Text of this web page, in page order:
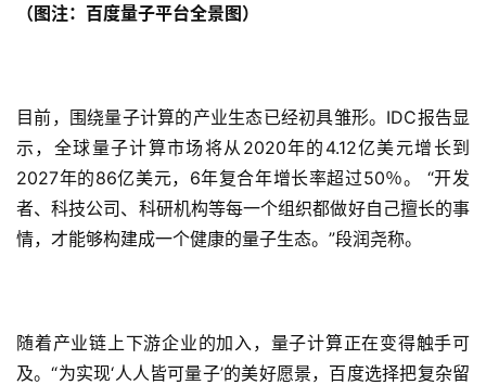
（图注： 百度量子平台全景图）
目前，围绕量子计算的产业生态已经初具雏形。IDC报告显
示，全球量子计算市场将从2020年的4.12亿美元增长到
2027年的86亿美元，6年复合年增长率超过50％。 “开发
者、科技公司、科研机构等每一个组织都做好自己擅长的事
情，才能够构建成一个健康的量子生态。”段润尧称。
随着产业链上下游企业的加入，量子计算正在变得触手可
及。“为实现‘人人皆可量子’的美好愿景，百度选择把复杂留